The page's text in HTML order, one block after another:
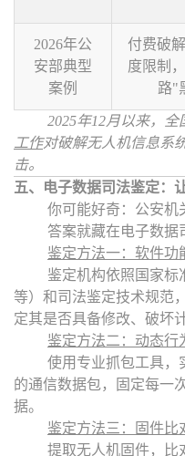
2026年公
安部典型
案例
付费破
度限制
路"
2025年12月以来，
工作对破解无人机信息系
击。
五、电子数据司法鉴定：
你可能好奇：公安机
答案就藏在电子数据
鉴定方法一：软件功
鉴定机构依照国家标
等）和司法鉴定技术规范
定其是否具备修改、破坏
鉴定方法二：动态行
使用专业抓包工具，
的通信数据包，固定每一
据。
鉴定方法三：固件比
提取无人机固件，比